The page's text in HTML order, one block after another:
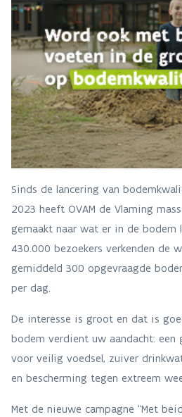
Sinds de lancering van
2023 heeft OVAM de Vlaming
gemaakt naar wat er in de bodem
430.000 bezoekers verkenden de
gemiddeld 300 opgevraagde
per dag.
De interesse is groot en dat is
bodem verdient uw aandacht:
voor veilig voedsel, zuiver
en bescherming tegen extreem
Met de nieuwe campagne “Met